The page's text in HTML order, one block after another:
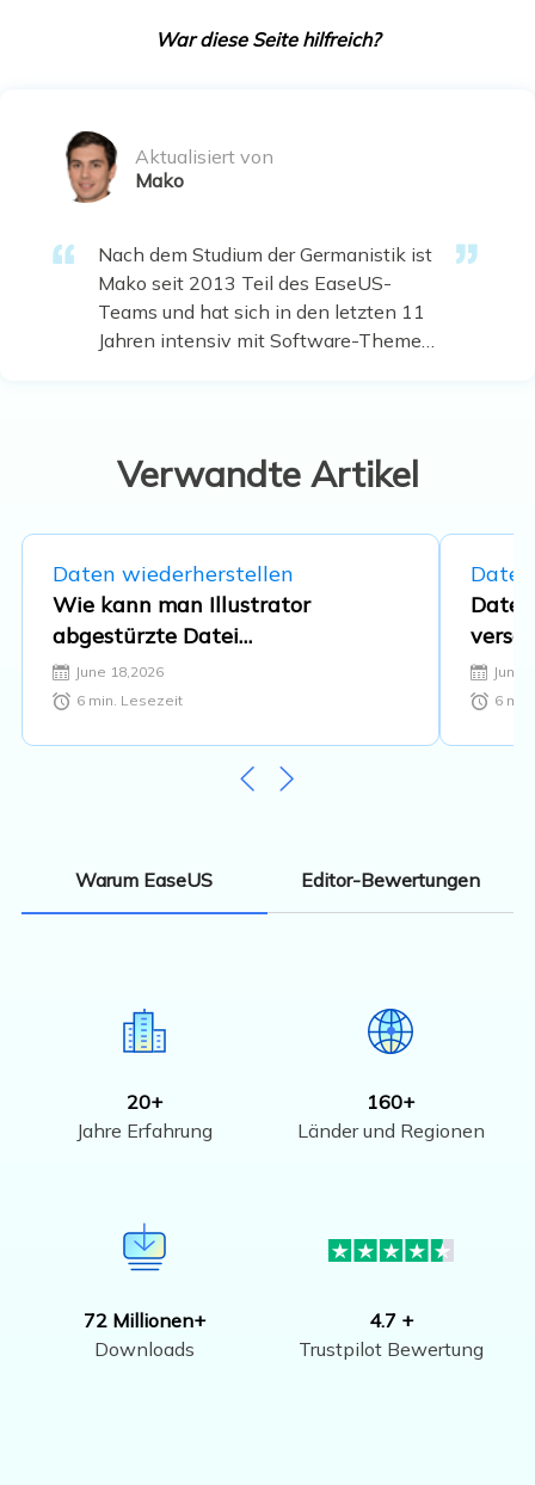
War diese Seite hilfreich?
Aktualisiert von
Mako
Nach dem Studium der Germanistik ist
Mako seit 2013 Teil des EaseUS-
Teams und hat sich in den letzten 11
Jahren intensiv mit Software-Themen
Multimedia-Software. …
Verwandte Artikel
Daten wiederherstellen
Wie kann man Illustrator
abgestürzte Datei
wiederherstellen?
June 18,2026
6min. Lesezeit
June
6
Warum EaseUS Editor-Bewertungen
20+
Jahre Erfahrung
160+
Länder und Regionen
72 Millionen+
Downloads
4.7 +
Trustpilot Bewertung